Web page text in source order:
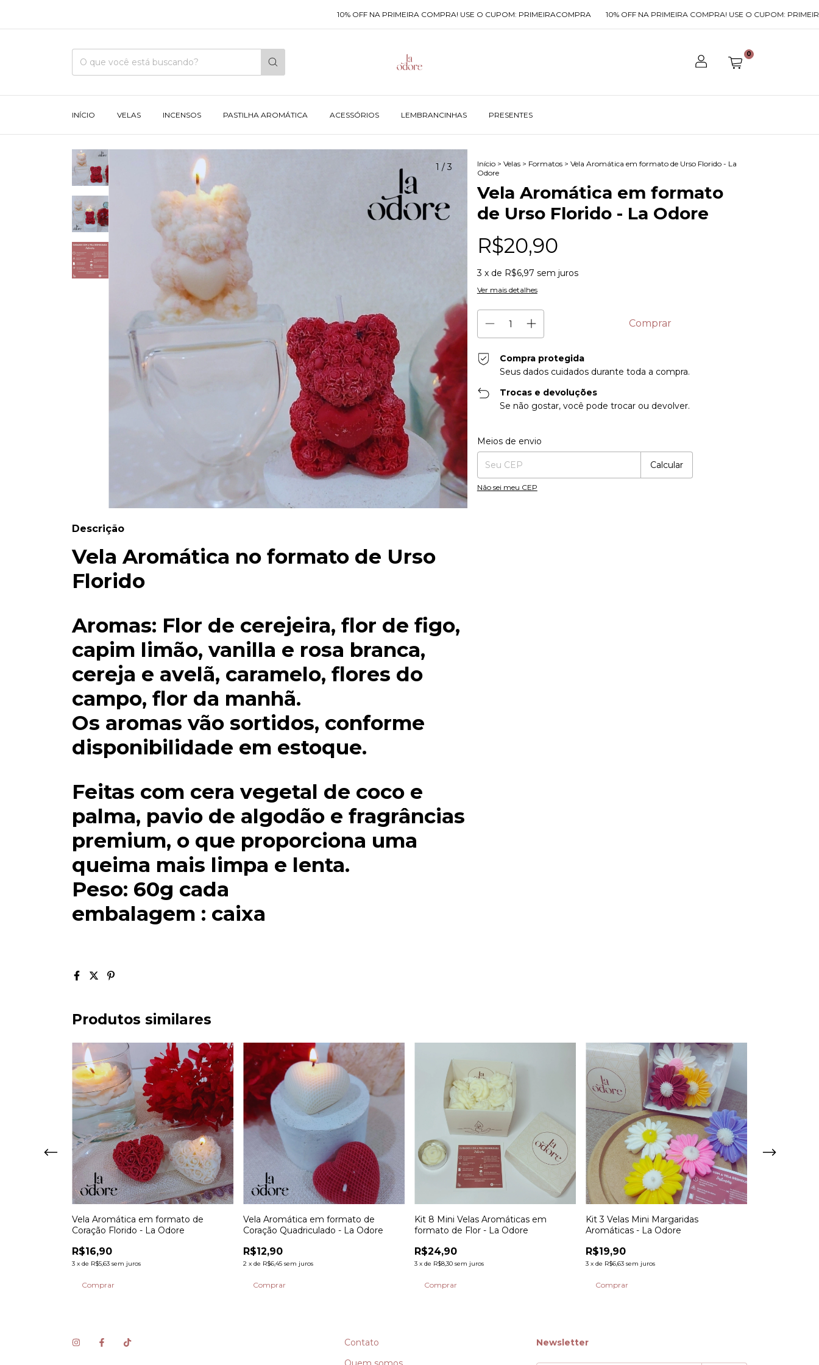
10% OFF NA PRIMEIRA COMPRA! USE O CUPOM: PRIMEIRACOMPRA 10% OFF NA PRIMEIRA COMPRA! USE O CUPOM:
0
INÍCIO VELAS INCENSOS PASTILHA AROMÁTICA ACESSÓRIOS LEMBRANCINHAS PRESENTES
1 /3 Início > Velas > Formatos > Vela Aromática em formato de Urso Florido - La
Odore
Vela Aromática em formato
de Urso Florido - La Odore
R$20,90
3 x de R$6,97 sem juros
Ver mais detalhes
Compra protegida
Seus dados cuidados durante toda a compra.
Trocas e devoluções
Se não gostar, você pode trocar ou devolver.
Entregas para o CEP:
Meios de envio
Calcular
Não sei meu CEP
Descrição
Vela Aromática no formato de Urso
Florido
Aromas: Flor de cerejeira, flor de figo,
capim limão, vanilla e rosa branca,
cereja e avelã, caramelo, flores do
campo, flor da manhã.
Os aromas vão sortidos, conforme
disponibilidade em estoque.
Feitas com cera vegetal de coco e
palma, pavio de algodão e fragrâncias
premium, o que proporciona uma
queima mais limpa e lenta.
Peso: 60g cada
embalagem : caixa
Produtos similares
Vela Aromática em formato de
Coração Florido - La Odore
R$16,90
3 x de R$5,63 sem juros
Vela Aromática em formato de
Coração Quadriculado - La Odore
R$12,90
2 x de R$6,45 sem juros
Kit 8 Mini Velas Aromáticas em
formato de Flor - La Odore
R$24,90
3 x de R$8,30 sem juros
Kit 3 Velas Mini Margaridas
Aromáticas - La Odore
R$19,90
3 x de R$6,63 sem juros
Contato
Newsletter